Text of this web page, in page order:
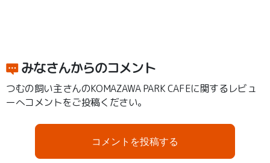
みなさんからのコメント
つむの飼い主さんのKOMAZAWA PARK CAFEに関するレビュ
ーへコメントをご投稿ください。
コメントを投稿する